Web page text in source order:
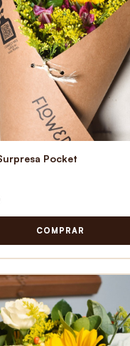
Pocket
COMPRAR